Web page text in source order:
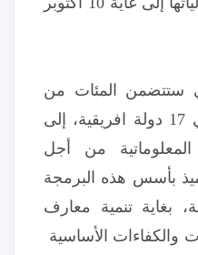
ستتضمن المئات من
أوراش عمل البرمجة في 17 دولة افريقية، إلى
من أجل
بأسس هذه البرمجة
بغاية تنمية معارف
والكفاءات الأساسية